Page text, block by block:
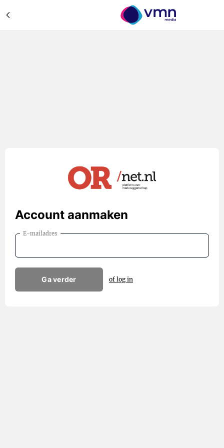
Account aanmaken
E-mailadres
Ga verder of log in